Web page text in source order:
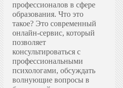
профессионалов в сфере
образования. Что это
такое? Это современный
онлайн-сервис, который
позволяет
консультироваться с
профессиональными
психологами, обсуждать
волнующие вопросы в